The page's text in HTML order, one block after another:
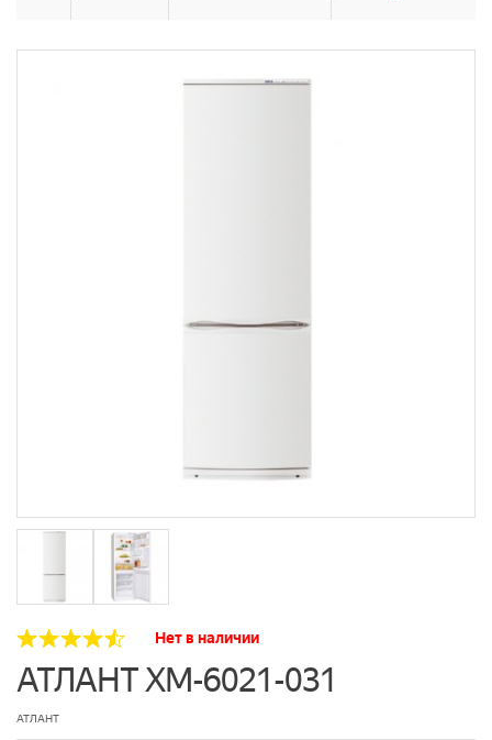
Нет в наличии
АТЛАНТ ХМ-6021-031
АТЛАНТ